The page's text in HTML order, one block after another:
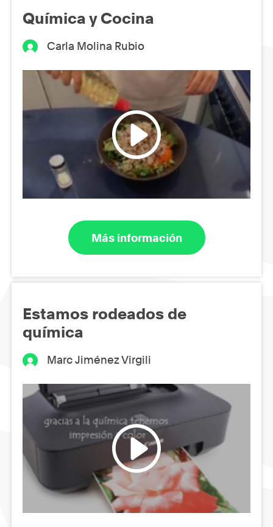
Química y Cocina
Carla Molina Rubio
Más información
Estamos rodeados de
química
Marc Jiménez Virgili